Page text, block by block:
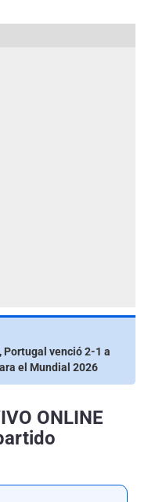
Portugal venció 2-1 a
el Mundial 2026
ONLINE